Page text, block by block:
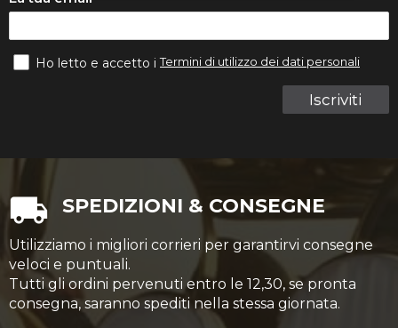
Iscriviti
Ho letto e accetto iTermini di utilizzo dei dati personali
SPEDIZIONI & CONSEGNE
Utilizziamo i migliori corrieri per garantirvi consegne
veloci e puntuali.
Tutti gli ordini pervenuti entro le 12,30, se pronta
consegna, saranno spediti nella stessa giornata.